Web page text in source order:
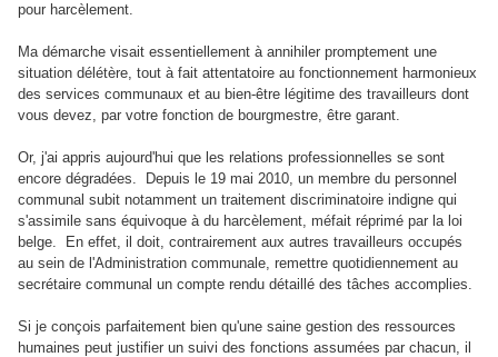
pour harcèlement.
Ma démarche visait essentiellement à annihiler promptement une
situation délétère, tout à fait attentatoire au fonctionnement harmonieux
des services communaux et au bien-être légitime des travailleurs dont
vous devez, par votre fonction de bourgmestre, être garant.
Or, j'ai appris aujourd'hui que les relations professionnelles se sont
encore dégradées. Depuis le 19 mai 2010, un membre du personnel
communal subit notamment un traitement discriminatoire indigne qui
s'assimile sans équivoque à du harcèlement, méfait réprimé par la loi
belge. En effet, il doit, contrairement aux autres travailleurs occupés
au sein de l'Administration communale, remettre quotidiennement au
secrétaire communal un compte rendu détaillé des tâches accomplies.
Si je conçois parfaitement bien qu'une saine gestion des ressources
humaines peut justifier un suivi des fonctions assumées par chacun, il